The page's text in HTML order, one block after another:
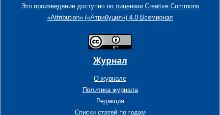
Это произведение доступно по лицензии Creative Commons
«Attribution» («Атрибуция») 4.0 Всемирная
Журнал
О журнале
Политика журнала
Редакция
Списки статей по годам